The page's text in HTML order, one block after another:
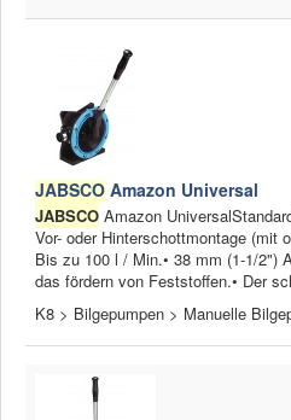
JABSCO Amazon Universal
JABSCO Amazon
Vor- oder Hinterschottmontage (mit
Bis zu 100 l / Min.• 38 mm (1-1/2")
das fördern von Feststoffen.• Der
K8 > Bilgepumpen > Manuelle